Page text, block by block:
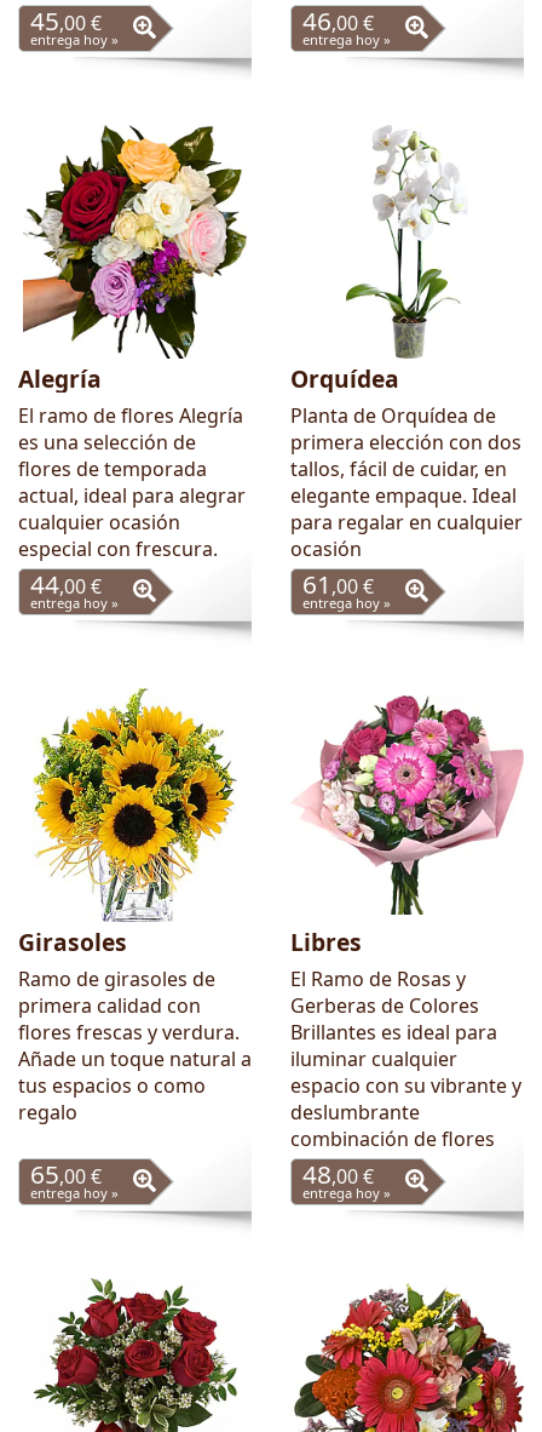
45,00 €
entrega hoy »
46,00 €
entrega hoy »
Alegría
El ramo de flores Alegría
es una selección de
flores de temporada
actual, ideal para alegrar
cualquier ocasión
especial con frescura.
44,00 €
entrega hoy »
Orquídea
Planta de Orquídea de
primera elección con dos
tallos, fácil de cuidar, en
elegante empaque. Ideal
para regalar en cualquier
ocasión
61 ,00 €
entrega hoy »
Girasoles
Ramo de girasoles de
primera calidad con
flores frescas y verdura.
Añade un toque natural a
tus espacios o como
regalo
65,00 €
entrega hoy »
Libres
El Ramo de Rosas y
Gerberas de Colores
Brillantes es ideal para
iluminar cualquier
espacio con su vibrante y
deslumbrante
combinación de flores
48,00 €
entrega hoy »